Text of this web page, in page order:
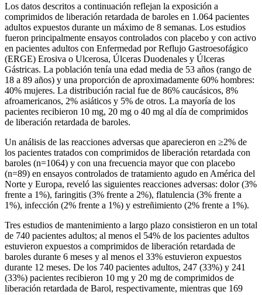
Los datos descritos a continuación reflejan la exposición a
comprimidos de liberación retardada de baroles en 1.064 pacientes
adultos expuestos durante un máximo de 8 semanas. Los estudios
fueron principalmente ensayos controlados con placebo y con activo
en pacientes adultos con Enfermedad por Reflujo Gastroesofágico
(ERGE) Erosiva o Ulcerosa, Úlceras Duodenales y Úlceras
Gástricas. La población tenía una edad media de 53 años (rango de
18 a 89 años) y una proporción de aproximadamente 60% hombres:
40% mujeres. La distribución racial fue de 86% caucásicos, 8%
afroamericanos, 2% asiáticos y 5% de otros. La mayoría de los
pacientes recibieron 10 mg, 20 mg o 40 mg al día de comprimidos
de liberación retardada de baroles.
Un análisis de las reacciones adversas que aparecieron en ≥2% de
los pacientes tratados con comprimidos de liberación retardada con
baroles (n=1064) y con una frecuencia mayor que con placebo
(n=89) en ensayos controlados de tratamiento agudo en América del
Norte y Europa, reveló las siguientes reacciones adversas: dolor (3%
frente a 1%), faringitis (3% frente a 2%), flatulencia (3% frente a
1%), infección (2% frente a 1%) y estreñimiento (2% frente a 1%).
Tres estudios de mantenimiento a largo plazo consistieron en un total
de 740 pacientes adultos; al menos el 54% de los pacientes adultos
estuvieron expuestos a comprimidos de liberación retardada de
baroles durante 6 meses y al menos el 33% estuvieron expuestos
durante 12 meses. De los 740 pacientes adultos, 247 (33%) y 241
(33%) pacientes recibieron 10 mg y 20 mg de comprimidos de
liberación retardada de Barol, respectivamente, mientras que 169